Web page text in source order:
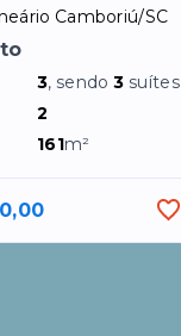
Camboriú/SC
3, sendo3 suítes
2
161m²